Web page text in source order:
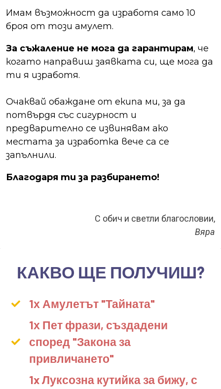
Имам възможност да изработя само 10
броя от този амулет.
За съжаление не мога да гарантирам, че
когато направиш заявката си, ще мога да
ти я изработя.
Очаквай обаждане от екипа ми, за да
потвърдя със сигурност и
предварително се извинявам ако
местата за изработка вече са се
запълнили.
Благодаря ти за разбирането!
С обич и светли благословии,
Вяра
КАКВО ЩЕ ПОЛУЧИШ?
1х Амулетът "Тайната"
1х Пет фрази, създадени
според "Закона за
привличането"
1x Луксозна кутийка за бижу, с